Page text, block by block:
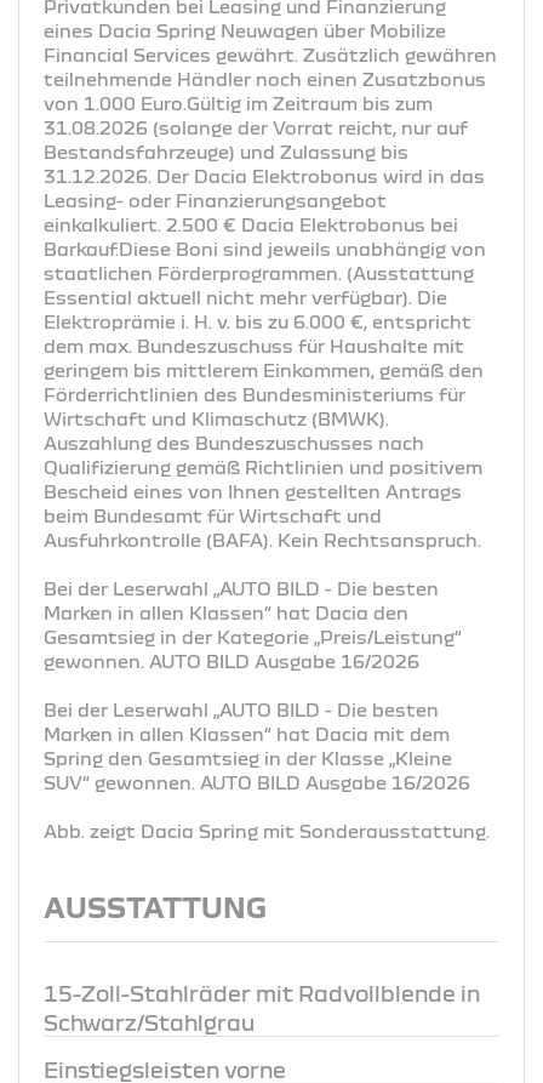
Privatkunden bei Leasing und Finanzierung
eines Dacia Spring Neuwagen über Mobilize
Financial Services gewährt. Zusätzlich gewähren
teilnehmende Händler noch einen Zusatzbonus
von 1.000 Euro.Gültig im Zeitraum bis zum
31.08.2026 (solange der Vorrat reicht, nur auf
Bestandsfahrzeuge) und Zulassung bis
31.12.2026. Der Dacia Elektrobonus wird in das
Leasing- oder Finanzierungsangebot
einkalkuliert. 2.500 € Dacia Elektrobonus bei
Barkauf.Diese Boni sind jeweils unabhängig von
staatlichen Förderprogrammen. (Ausstattung
Essential aktuell nicht mehr verfügbar). Die
Elektroprämie i. H. v. bis zu 6.000 €, entspricht
dem max. Bundeszuschuss für Haushalte mit
geringem bis mittlerem Einkommen, gemäß den
Förderrichtlinien des Bundesministeriums für
Wirtschaft und Klimaschutz (BMWK).
Auszahlung des Bundeszuschusses nach
Qualifizierung gemäß Richtlinien und positivem
Bescheid eines von Ihnen gestellten Antrags
beim Bundesamt für Wirtschaft und
Ausfuhrkontrolle (BAFA). Kein Rechtsanspruch.
Bei der Leserwahl „AUTO BILD - Die besten
Marken in allen Klassen“ hat Dacia den
Gesamtsieg in der Kategorie „Preis/Leistung“
gewonnen. AUTO BILD Ausgabe 16/2026
Bei der Leserwahl „AUTO BILD - Die besten
Marken in allen Klassen“ hat Dacia mit dem
Spring den Gesamtsieg in der Klasse „Kleine
SUV“ gewonnen. AUTO BILD Ausgabe 16/2026
Abb. zeigt Dacia Spring mit Sonderausstattung.
AUSSTATTUNG
15-Zoll-Stahlräder mit Radvollblende in
Schwarz/Stahlgrau
Einstiegsleisten vorne